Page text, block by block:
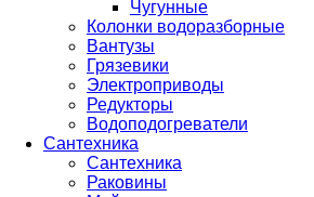
Чугунные
Колонки водоразборные
Вантузы
Грязевики
Электроприводы
Редукторы
Водоподогреватели
Сантехника
Сантехника
Раковины